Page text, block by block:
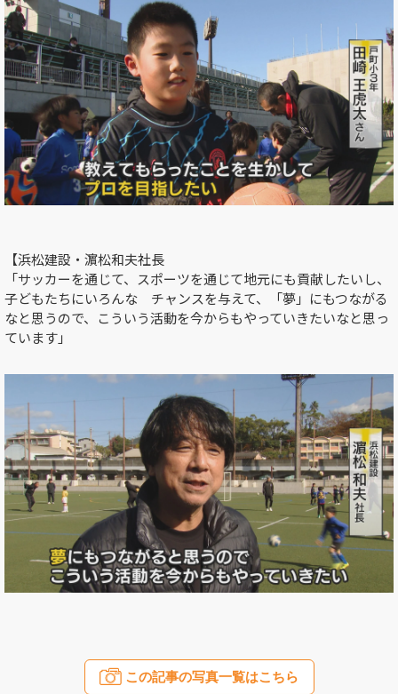
【浜松建設・濵松和夫社長
「サッカーを通じて、スポーツを通じて地元にも貢献したいし、
子どもたちにいろんな チャンスを与えて、「夢」にもつながる
なと思うので、こういう活動を今からもやっていきたいなと思っ
ています」
この記事の写真一覧はこちら